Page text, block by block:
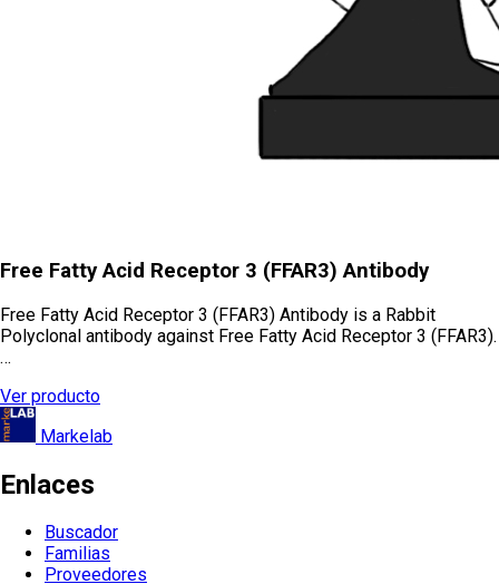
Free Fatty Acid Receptor 3 (FFAR3) Antibody
Free Fatty Acid Receptor 3 (FFAR3) Antibody is a Rabbit
Polyclonal antibody against Free Fatty Acid Receptor 3 (FFAR3).
…
Ver producto
Markelab
Enlaces
Buscador
Familias
Proveedores